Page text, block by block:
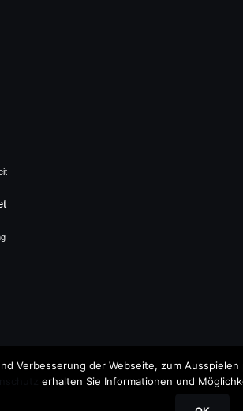
Verbesserung der Webseite, zum
erhalten Sie Informationen und